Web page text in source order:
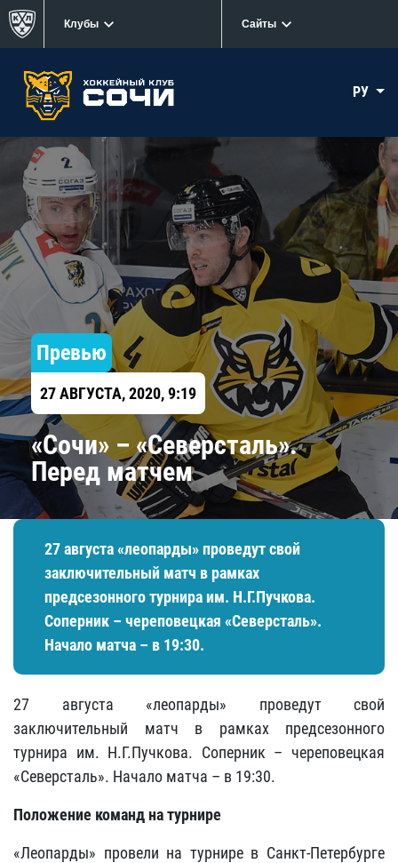
Клубы Сайты
РУ
Превью
27 АВГУСТА, 2020, 9:19
«Сочи» – «Северсталь».
Перед матчем
27 августа «леопарды» проведут свой
заключительный матч в рамках
предсезонного турнира им. Н.Г.Пучкова.
Соперник – череповецкая «Северсталь».
Начало матча – в 19:30.
27 августа «леопарды» проведут свой
заключительный матч в рамках предсезонного
турнира им. Н.Г.Пучкова. Соперник – череповецкая
«Северсталь». Начало матча – в 19:30.
Положение команд на турнире
«Леопарды» провели на турнире в Санкт-Петербурге